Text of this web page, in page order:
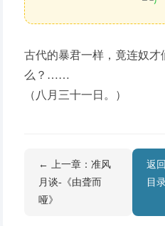
古代的暴君一样，竟连奴
么？……
（八月三十一日。）
← 上一章：准风
月谈-《由聋而
哑》
返回
目